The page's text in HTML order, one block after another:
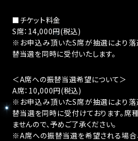
■チケット料金
S席：14,000円(税込)
※お申込み頂いたS席が抽選により
替当選を同時に受付いたします。
＜A席への振替当選希望について＞
A席：10,000円(税込)
※お申込み頂いたS席が抽選により
替当選を同時に受付けております。席
ませんので、予めご了承ください。
※A席への振替当選を希望される場合